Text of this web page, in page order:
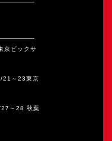
ビックサ
21～23東京
～28 秋葉